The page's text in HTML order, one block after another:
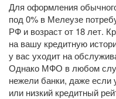
Для оформления
под 0% в Мелеузе
РФ и возраст от 18 лет.
на вашу кредитную
у вас уходит на
Однако МФО в любом
нежели банки, даже если
или низкий кредитный